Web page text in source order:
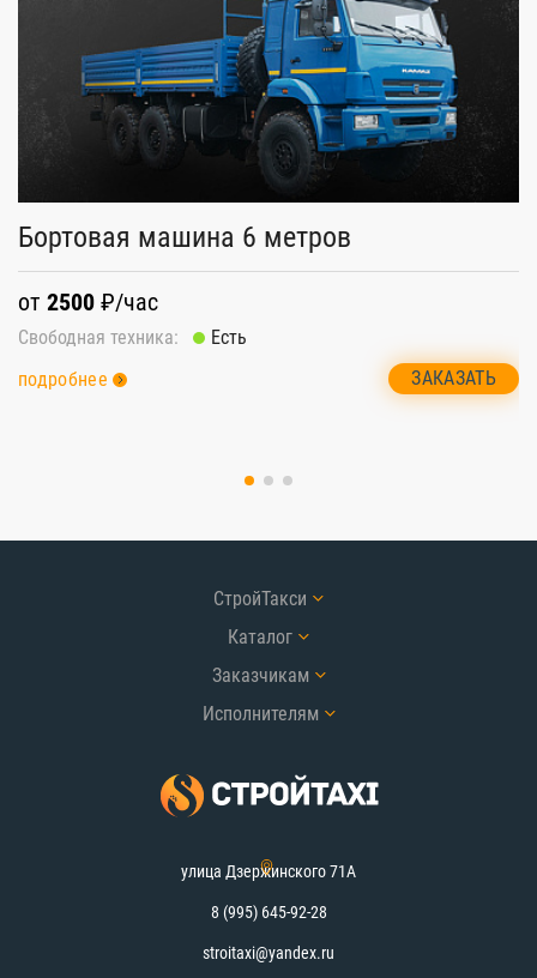
Бортовая машина 6 метров
от 2500 ₽/час
Свободная техника:
Есть
подробнее
ЗАКАЗАТЬ
СтройТакси
Каталог
Заказчикам
Исполнителям
улица Дзержинского 71А
8 (995) 645-92-28
stroitaxi@yandex.ru